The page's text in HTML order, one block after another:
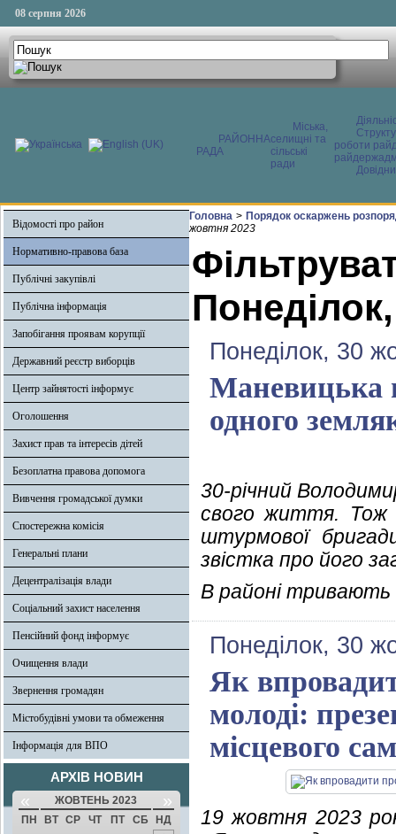
08 серпня 2026
РАЙОННА
РАДА
Міська,
селищні та
сільські
ради
роботи
Відомості про район
Нормативно-правова база
Публічні закупівлі
Публічна інформація
Запобігання проявам корупції
Державний реєстр виборців
Центр зайнятості інформує
Оголошення
Захист прав та інтересів дітей
Безоплатна правова допомога
Вивчення громадської думки
Спостережна комісія
Генеральні плани
Децентралізація влади
Соціальний захист населення
Пенсійний фонд інформує
Очищення влади
Звернення громадян
Містобудівні умови та обмеження
Інформація для ВПО
АРХІВ НОВИН
« ЖОВТЕНЬ 2023 »
ПН ВТ СР ЧТ ПТ СБ
НД
Головна > Порядок оскаржень
жовтня 2023
Понеділок, 30
Маневицька
одного
30-річний
свого життя. Тож
штурмової
звістка про його
В районі тривають
Понеділок, 30
Як
молоді:
місцевого
19 жовтня 2023